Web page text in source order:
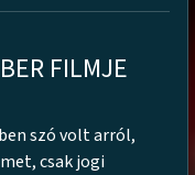
FILMJE
szó volt arról,
csak jogi